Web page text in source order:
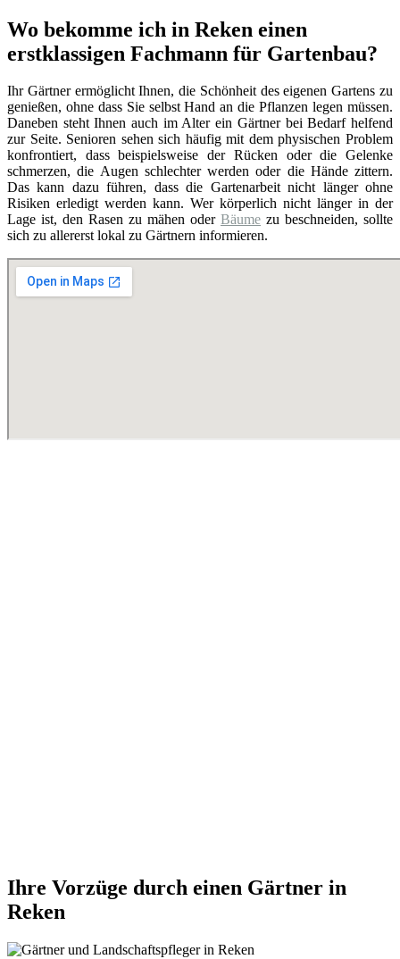
Wo bekomme ich in Reken einen
erstklassigen Fachmann für Gartenbau?
Ihr Gärtner ermöglicht Ihnen, die Schönheit des eigenen Gartens zu
genießen, ohne dass Sie selbst Hand an die Pflanzen legen müssen.
Daneben steht Ihnen auch im Alter ein Gärtner bei Bedarf helfend
zur Seite. Senioren sehen sich häufig mit dem physischen Problem
konfrontiert, dass beispielsweise der Rücken oder die Gelenke
schmerzen, die Augen schlechter werden oder die Hände zittern.
Das kann dazu führen, dass die Gartenarbeit nicht länger ohne
Risiken erledigt werden kann. Wer körperlich nicht länger in der
Lage ist, den Rasen zu mähen oder Bäume zu beschneiden, sollte
sich zu allererst lokal zu Gärtnern informieren.
Ihre Vorzüge durch einen Gärtner in
Reken